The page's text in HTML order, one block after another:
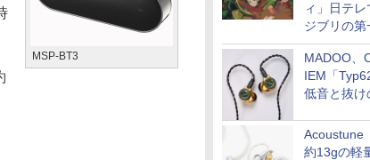
ィ」日テ
ジブリの第
MADOO、
IEM「
低音と抜け
Acoustune
約13gの軽
MSP-BT3